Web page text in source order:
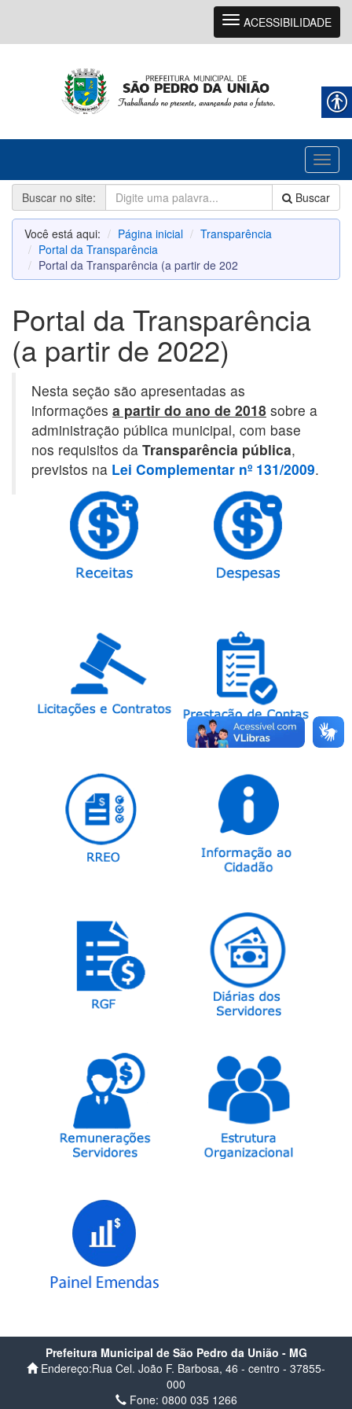
Navegação
ACESSIBILIDADE
Buscar no site:
Buscar
Você está aqui: Página inicial
Transparência
Portal da Transparência
Portal da Transparência (a partir de 202
Portal da Transparência
(a partir de 2022)
Nesta seção são apresentadas as
informações a partir do ano de 2018 sobre a
administração pública municipal, com base
nos requisitos da Transparência pública,
previstos na Lei Complementar nº 131/2009.
Prefeitura Municipal de São Pedro da União - MG
Endereço:Rua Cel. João F. Barbosa, 46 - centro - 37855-
000
Fone: 0800 035 1266